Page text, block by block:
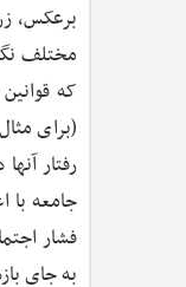
برعکس،
مختلف
که
(برای
رفتار
جامعه با
فشار
به جای